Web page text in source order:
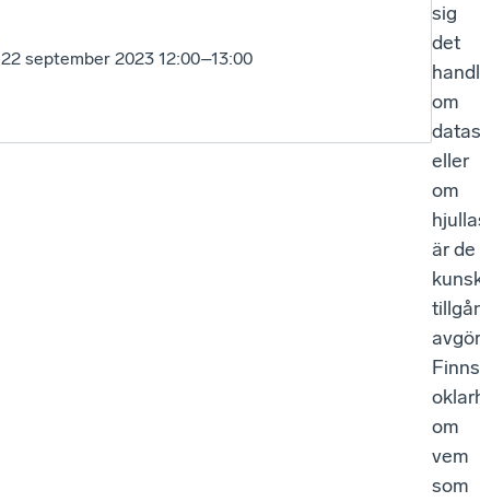
22 september 2023 12:00–13:00
sig
det
om
eller
om
är de
Finns
om
vem
som